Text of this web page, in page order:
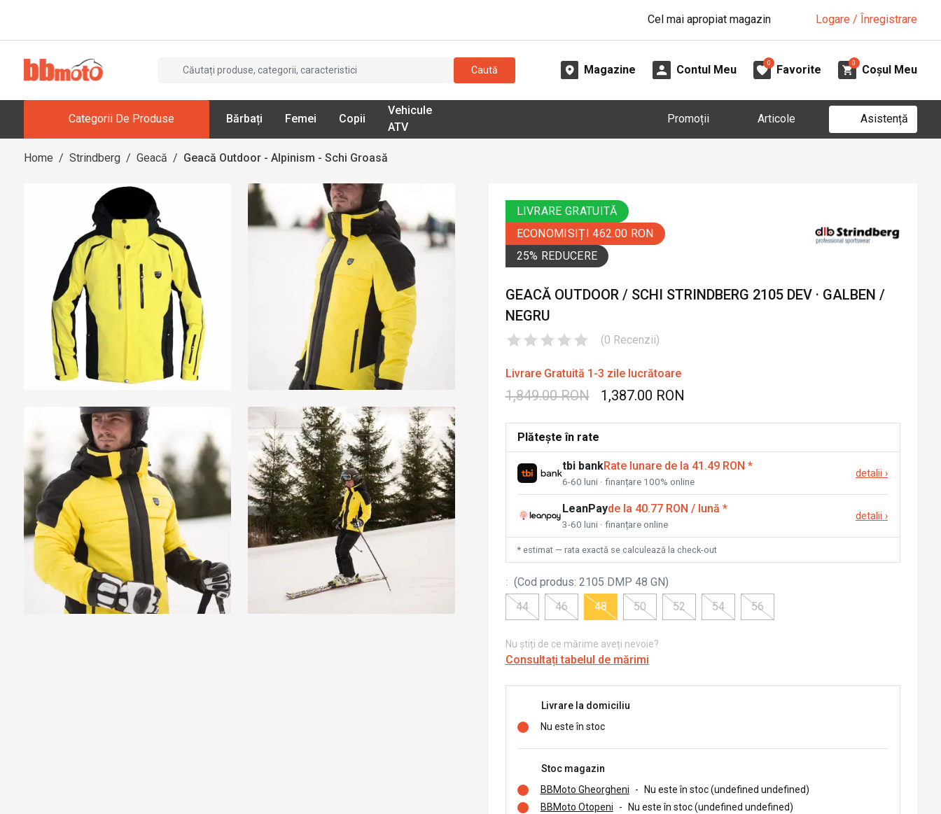
Cel mai apropiat magazin Logare / Înregistrare
Caută Magazine Contul Meu
0
Favorite
0
Coșul Meu
Categorii De Produse Bărbați Femei Copii
Vehicule
ATV
Promoții Articole Asistență
Home / Strindberg / Geacă / Geacă Outdoor - Alpinism - Schi Groasă
LIVRARE GRATUITĂ
ECONOMISIȚI 462.00 RON
25% REDUCERE
GEACĂ OUTDOOR / SCHI STRINDBERG 2105 DEV · GALBEN /
NEGRU
(0 Recenzii)
Livrare Gratuită 1-3 zile lucrătoare
1,849.00 RON 1,387.00 RON
Plătește în rate
tbi bankRate lunare de la 41.49 RON *
6-60 luni · finanțare 100% online
detalii ›
LeanPayde la 40.77 RON / lună *
3-60 luni · finanțare online
detalii ›
* estimat — rata exactă se calculează la check-out
: (Cod produs: 2105 DMP 48 GN)
44
46 48 50 52 54 56
Nu știți de ce mărime aveți nevoie?
Consultați tabelul de mărimi
Livrare la domiciliu
Nu este în stoc
Stoc magazin
BBMoto Gheorgheni
-
Nu este în stoc (undefined undefined)
BBMoto Otopeni
-
Nu este în stoc (undefined undefined)